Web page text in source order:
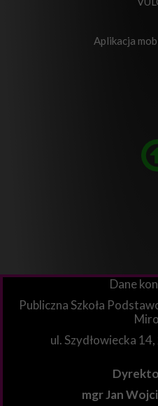
Aplikacja
mgr Jan
Dane
Publiczna Szkoła
ul. Szydłowiecka